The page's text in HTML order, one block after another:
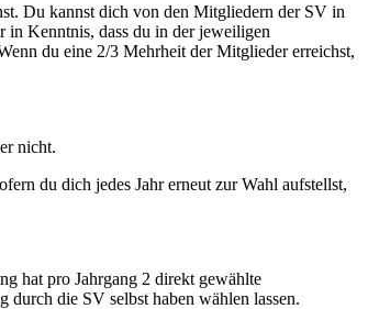
Du kannst dich von den Mitgliedern der SV in
in Kenntnis, dass du in der jeweiligen
du eine 2/3 Mehrheit der Mitglieder erreichst,
nicht.
du dich jedes Jahr erneut zur Wahl aufstellst,
hat pro Jahrgang 2 direkt gewählte
die SV selbst haben wählen lassen.